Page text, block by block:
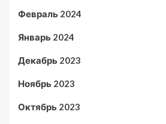
Февраль 2024
Январь 2024
Декабрь 2023
Ноябрь 2023
Октябрь 2023